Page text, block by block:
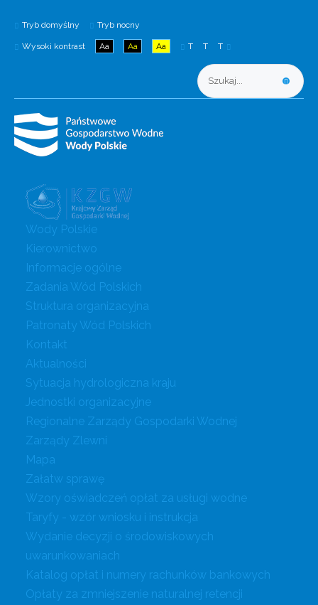
Tryb domyślny Tryb nocny
Wysoki kontrast Aa Aa Aa T T T
Wody Polskie
Kierownictwo
Informacje ogólne
Zadania Wód Polskich
Struktura organizacyjna
Patronaty Wód Polskich
Kontakt
Aktualności
Sytuacja hydrologiczna kraju
Jednostki organizacyjne
Regionalne Zarządy Gospodarki Wodnej
Zarządy Zlewni
Mapa
Załatw sprawę
Wzory oświadczeń opłat za usługi wodne
Taryfy - wzór wniosku i instrukcja
Wydanie decyzji o środowiskowych
uwarunkowaniach
Katalog opłat i numery rachunków bankowych
Opłaty za zmniejszenie naturalnej retencji